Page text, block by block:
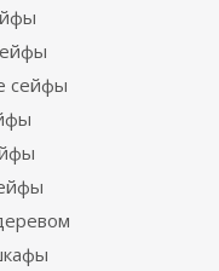
сейфы